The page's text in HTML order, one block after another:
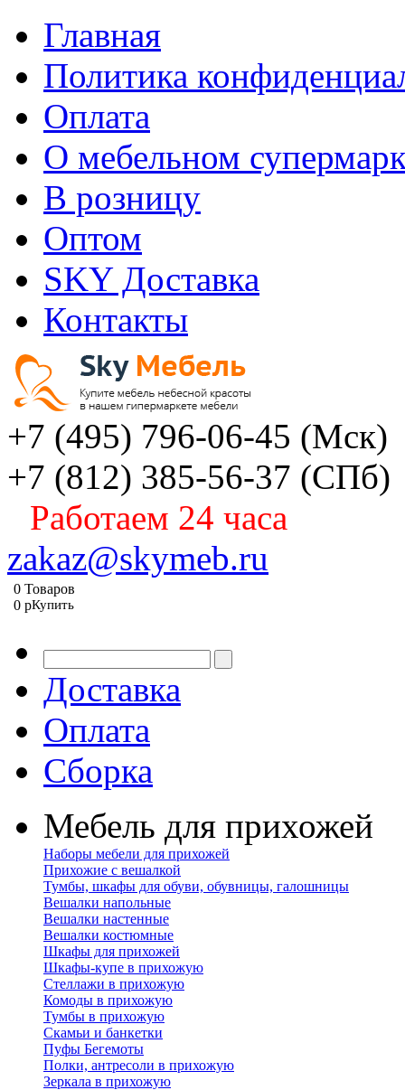
Главная
Политика
Оплата
О мебельном
В розницу
Оптом
SKY Доставка
Контакты
+7 (495) 796-06-45 (Мск)
+7 (812) 385-56-37 (СПб)
Работаем 24 часа
zakaz@skymeb.ru
0 Товаров
0 pКупить
Доставка
Оплата
Сборка
Мебель для прихожей
Наборы мебели для прихожей
Прихожие с вешалкой
Тумбы, шкафы для обуви, обувницы, галошницы
Вешалки напольные
Вешалки настенные
Вешалки костюмные
Шкафы для прихожей
Шкафы-купе в прихожую
Стеллажи в прихожую
Комоды в прихожую
Тумбы в прихожую
Скамьи и банкетки
Пуфы Бегемоты
Полки, антресоли в прихожую
Зеркала в прихожую